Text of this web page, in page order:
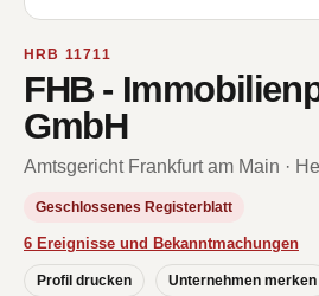
HRB 11711
FHB -
GmbH
Amtsgericht Frankfurt am Main ·
Geschlossenes Registerblatt
6 Ereignisse und Bekanntmachungen
Profil drucken Unternehmen merken